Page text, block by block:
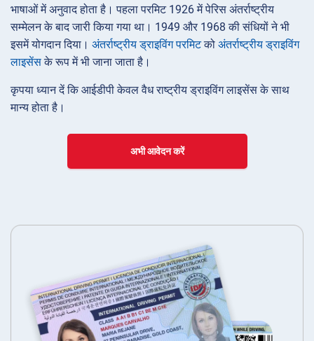
भाषाओं में अनुवाद होता है। पहला परमिट 1926 में पेरिस अंतर्राष्ट्रीय
सम्मेलन के बाद जारी किया गया था। 1949 और 1968 की संधियों ने भी
इसमें योगदान दिया। अंतर्राष्ट्रीय ड्राइविंग परमिटको अंतर्राष्ट्रीय ड्राइविंग
लाइसेंसके रूप में भी जाना जाता है।
कृपया ध्यान दें कि आईडीपी केवल वैध राष्ट्रीय ड्राइविंग लाइसेंस के साथ
मान्य होता है।
अभी आवेदन करें